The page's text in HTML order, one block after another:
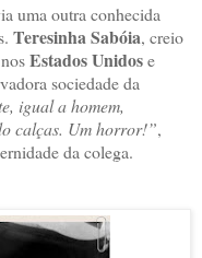
uma outra conhecida
Teresinha Sabóia, creio
Estados Unidose
sociedade da
igual a homem,
calças. Um horror!”,
da colega.